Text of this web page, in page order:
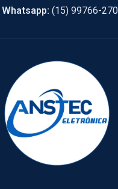
Whatsapp: (15) 99766-